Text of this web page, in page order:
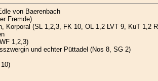
von Baerenbach
Fremde)
Korporal (SL 1,2,3, FK 10, OL 1,2 LVT 9, KuT
1,2,3)
und echter Püttadel (Nos 8, SG 2)